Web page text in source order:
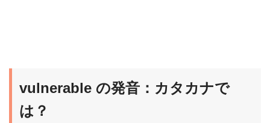
vulnerable の発音：カタカナで
は？